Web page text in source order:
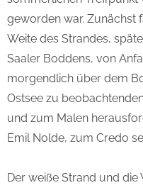
geworden war. Zunächst
Weite des Strandes,
Saaler Boddens, von
morgendlich über dem
Ostsee zu
und zum Malen
Emil Nolde, zum Credo
Der weiße Strand und die